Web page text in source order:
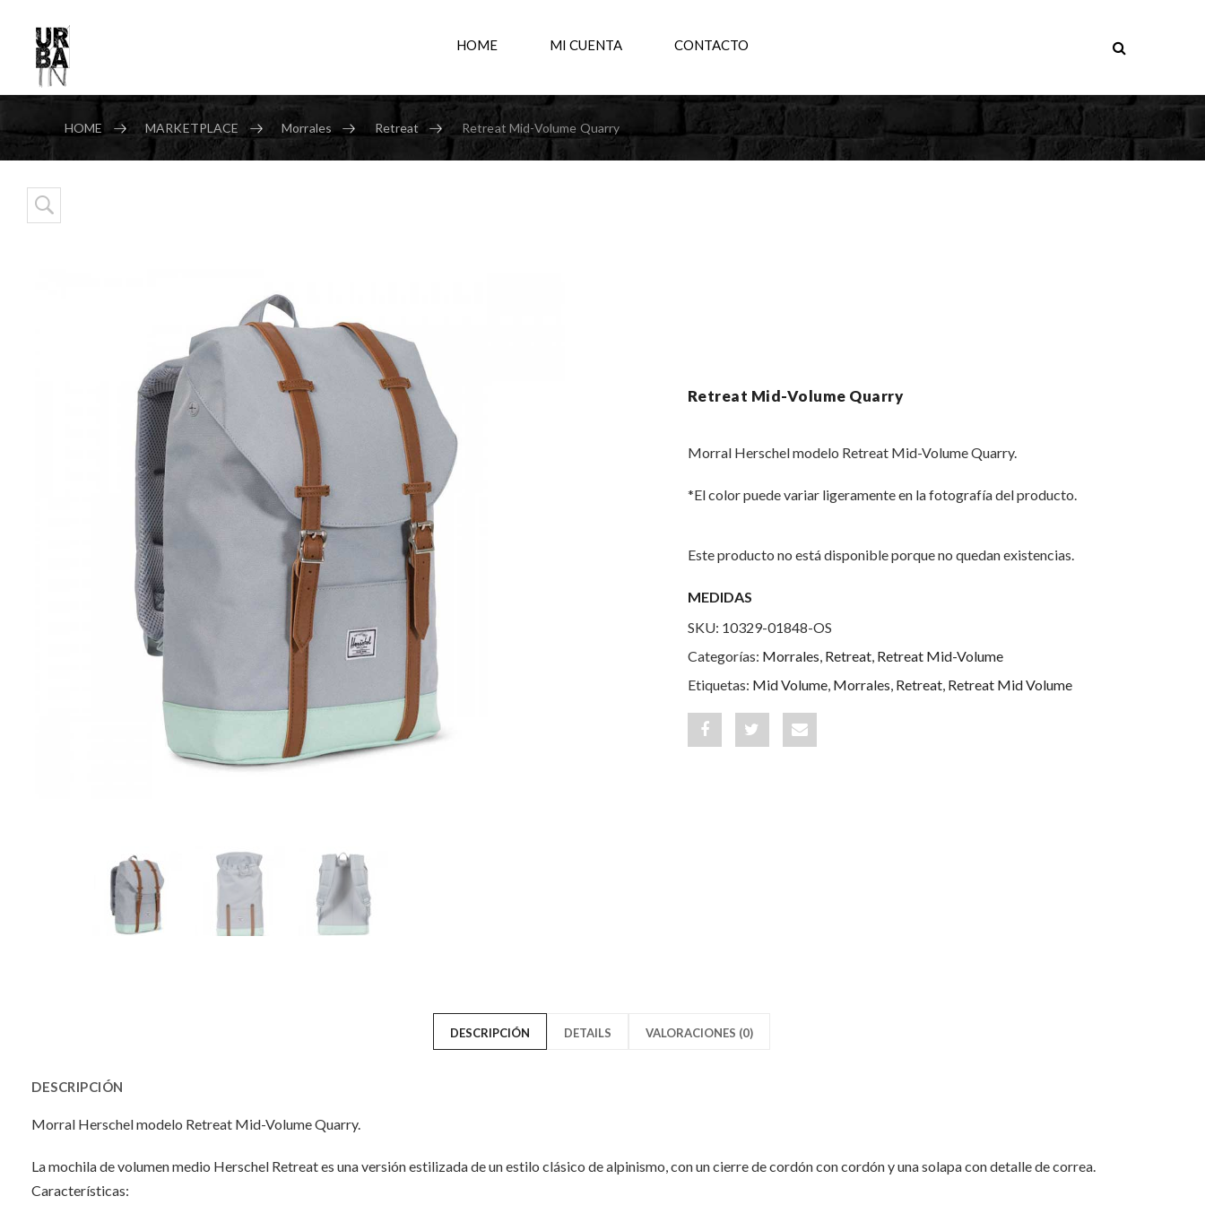
HOME MI CUENTA CONTACTO
HOME MARKETPLACE Morrales Retreat Retreat Mid-Volume Quarry
Skip to content
Retreat Mid-Volume Quarry
Morral Herschel modelo Retreat Mid-Volume Quarry.
*El color puede variar ligeramente en la fotografía del producto.
Este producto no está disponible porque no quedan existencias.
MEDIDAS
SKU: 10329-01848-OS
Categorías: Morrales Retreat, Retreat Mid-Volume
Etiquetas: Mid Volume, Morrales Retreat, Retreat Mid Volume
Share Post Share
DESCRIPCIÓN DETAILS VALORACIONES (0)
DESCRIPCIÓN
Morral Herschel modelo Retreat Mid-Volume Quarry.
La mochila de volumen medio Herschel Retreat es una versión estilizada de un estilo clásico de alpinismo, con un cierre de cordón con cordón y una solapa con detalle de correa.
Características: